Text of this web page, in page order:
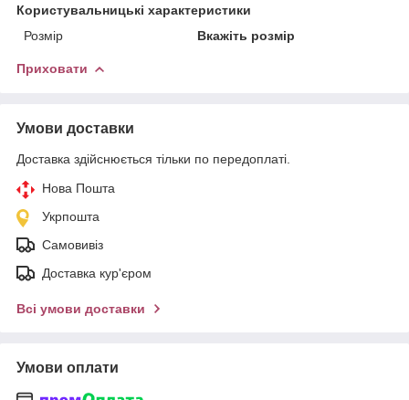
Користувальницькі характеристики
Розмір
Вкажіть розмір
Приховати
Умови доставки
Доставка здійснюється тільки по передоплаті.
Нова Пошта
Укрпошта
Самовивіз
Доставка кур'єром
Всі умови доставки
Умови оплати